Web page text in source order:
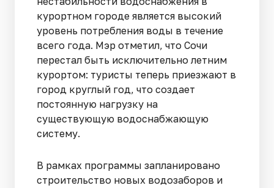
курортном городе является высокий
уровень потребления воды в течение
всего года. Мэр отметил, что Сочи
перестал быть исключительно летним
курортом: туристы теперь приезжают в
город круглый год, что создает
постоянную нагрузку на
существующую водоснабжающую
систему.
В рамках программы запланировано
строительство новых водозаборов и